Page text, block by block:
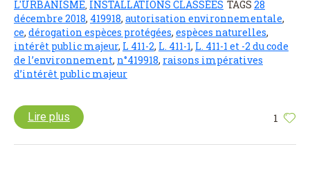
L'URBANISME INSTALLATIONS CLASSÉES TAGS 28
décembre 2018, 419918, autorisation environnementale,
ce, dérogation espèces protégées, espèces naturelles,
intérêt public majeur, L 411-2, L. 411-1, L. 411-1 et -2 du code
de l’environnement, n°419918, raisons impératives
d’intérêt public majeur
1
Lire plus